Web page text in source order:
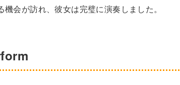
会が訪れ、彼女は完璧に演奏しました。